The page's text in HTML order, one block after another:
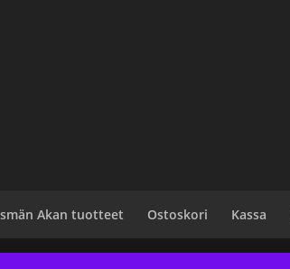
Akan tuotteet Ostoskori Kassa